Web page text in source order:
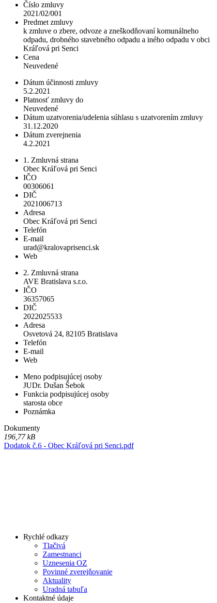
Číslo zmluvy
2021/02/001
Predmet zmluvy
k zmluve o zbere, odvoze a zneškodňovaní komunálneho
odpadu, drobného stavebného odpadu a iného odpadu v obci
Kráľová pri Senci
Cena
Neuvedené
Dátum účinnosti zmluvy
5.2.2021
Platnosť zmluvy do
Neuvedené
Dátum uzatvorenia/udelenia súhlasu s uzatvorením zmluvy
31.12.2020
Dátum zverejnenia
4.2.2021
1. Zmluvná strana
Obec Kráľová pri Senci
IČO
00306061
DIČ
2021006713
Adresa
Obec Kráľová pri Senci
Telefón
E-mail
urad@kralovaprisenci.sk
Web
2. Zmluvná strana
AVE Bratislava s.r.o.
IČO
36357065
DIČ
2022025533
Adresa
Osvetová 24, 82105 Bratislava
Telefón
E-mail
Web
Meno podpisujúcej osoby
JUDr. Dušan Šebok
Funkcia podpisujúcej osoby
starosta obce
Poznámka
Dokumenty
196,77 kB
Dodatok č.6 - Obec Kráľová pri Senci.pdf
Rychlé odkazy
Tlačivá
Zamestnanci
Uznesenia OZ
Povinné zverejňovanie
Aktuality
Uradná tabuľa
Kontaktné údaje